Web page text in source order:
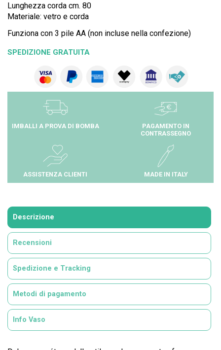
Lunghezza corda cm. 80
Materiale: vetro e corda
Funziona con 3 pile AA (non incluse nella confezione)
SPEDIZIONE GRATUITA
IMBALLI A PROVA DI BOMBA
PAGAMENTO IN
CONTRASSEGNO
ASSISTENZA CLIENTI MADE IN ITALY
Descrizione
Recensioni
Spedizione e Tracking
Metodi di pagamento
Info Vaso